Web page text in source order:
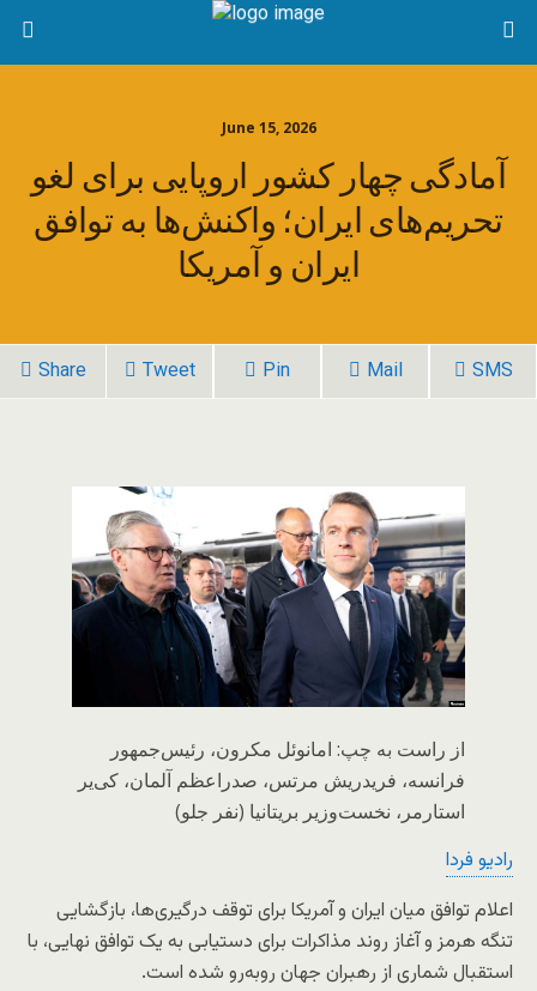
June 15, 2026
آمادگی چهار کشور اروپایی برای لغو
تحریم‌های ایران؛ واکنش‌ها به توافق
ایران و آمریکا
Share Tweet Pin Mail SMS
از راست به چپ: امانوئل مکرون، رئیس‌جمهور
فرانسه، فریدریش مرتس، صدراعظم آلمان، کی‌یر
استارمر، نخست‌وزیر بریتانیا (نفر جلو)
رادیو فردا
اعلام توافق میان ایران و آمریکا برای توقف درگیری‌ها، بازگشایی
تنگه هرمز و آغاز روند مذاکرات برای دستیابی به یک توافق نهایی، با
استقبال شماری از رهبران جهان روبه‌رو شده است.